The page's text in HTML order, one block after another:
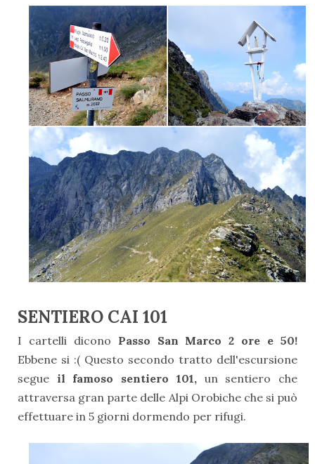
SENTIERO CAI 101
I cartelli dicono Passo San Marco 2 ore e 50!
Ebbene si :( Questo secondo tratto dell'escursione
segue il famoso sentiero 101,un sentiero che
attraversa gran parte delle Alpi Orobiche che si può
effettuare in 5 giorni dormendo per rifugi.